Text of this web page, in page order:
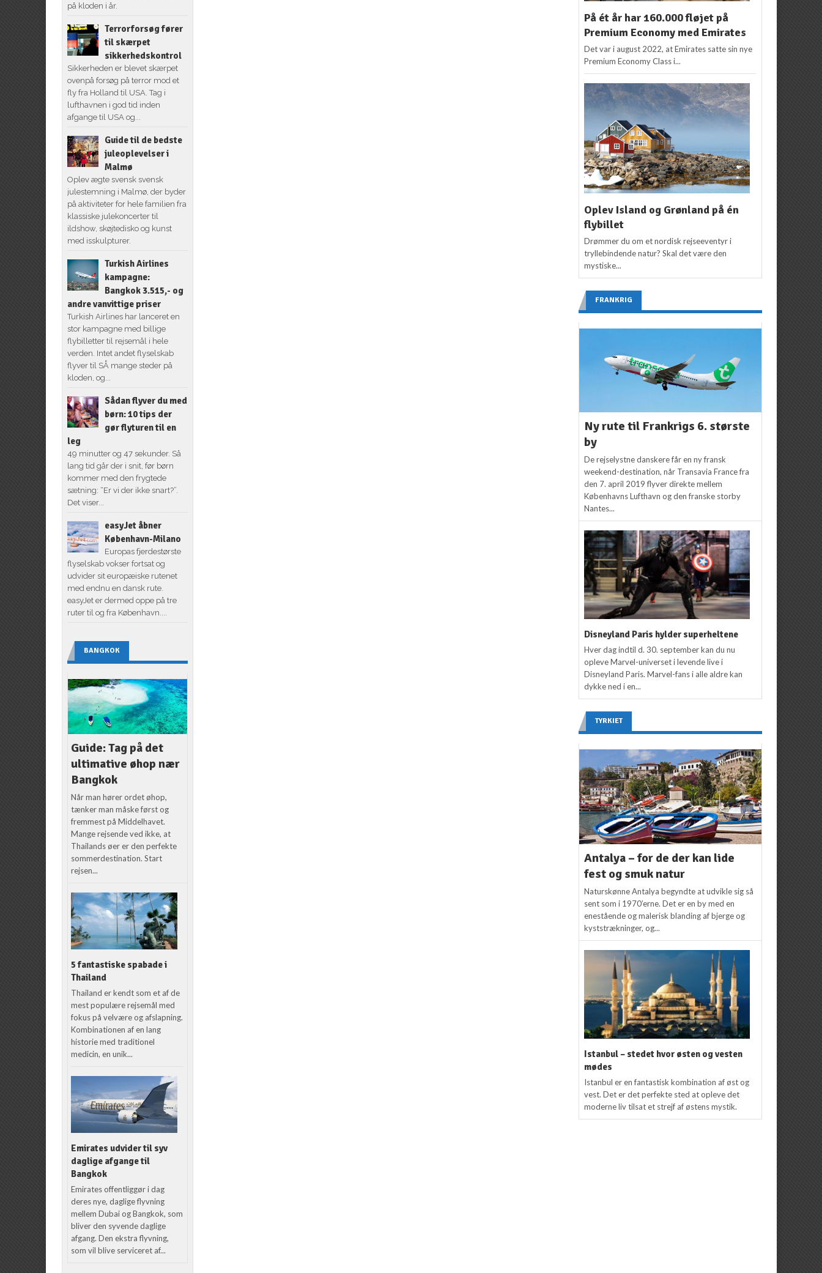
på kloden i år.
Terrorforsøg fører
til skærpet
sikkerhedskontrol
Sikkerheden er blevet skærpet
ovenpå forsøg på terror mod et
fly fra Holland til USA. Tag i
lufthavnen i god tid inden
afgange til USA og...
Guide til de bedste
juleoplevelser i
Malmø
Oplev ægte svensk svensk
julestemning i Malmø, der byder
på aktiviteter for hele familien fra
klassiske julekoncerter til
ildshow, skøjtedisko og kunst
med isskulpturer.
Turkish Airlines
kampagne:
Bangkok 3.515,- og
andre vanvittige priser
Turkish Airlines har lanceret en
stor kampagne med billige
flybilletter til rejsemål i hele
verden. Intet andet flyselskab
flyver til SÅ mange steder på
kloden, og...
Sådan flyver du med
børn: 10 tips der
gør flyturen til en
leg
49 minutter og 47 sekunder. Så
lang tid går der i snit, før børn
kommer med den frygtede
sætning: “Er vi der ikke snart?”.
Det viser...
easyJet åbner
København-Milano
Europas fjerdestørste
flyselskab vokser fortsat og
udvider sit europæiske rutenet
med endnu en dansk rute.
easyJet er dermed oppe på tre
ruter til og fra København....
BANGKOK
Guide: Tag på det
ultimative øhop nær
Bangkok
Når man hører ordet øhop,
tænker man måske først og
fremmest på Middelhavet.
Mange rejsende ved ikke, at
Thailands øer er den perfekte
sommerdestination. Start
rejsen...
5 fantastiske spabade i
Thailand
Thailand er kendt som et af de
mest populære rejsemål med
fokus på velvære og afslapning.
Kombinationen af en lang
historie med traditionel
medicin, en unik...
Emirates udvider til syv
daglige afgange til
Bangkok
Emirates offentliggør i dag
deres nye, daglige flyvning
mellem Dubai og Bangkok, som
bliver den syvende daglige
afgang. Den ekstra flyvning,
som vil blive serviceret af...
På ét år har 160.000 fløjet på
Premium Economy med Emirates
Det var i august 2022, at Emirates satte sin nye
Premium Economy Class i...
Oplev Island og Grønland på én
flybillet
Drømmer du om et nordisk rejseeventyr i
tryllebindende natur? Skal det være den
mystiske...
FRANKRIG
Ny rute til Frankrigs 6. største
by
De rejselystne danskere får en ny fransk
weekend-destination, når Transavia France fra
den 7. april 2019 flyver direkte mellem
Københavns Lufthavn og den franske storby
Nantes...
Disneyland Paris hylder superheltene
Hver dag indtil d. 30. september kan du nu
opleve Marvel-universet i levende live i
Disneyland Paris. Marvel-fans i alle aldre kan
dykke ned i en...
TYRKIET
Antalya – for de der kan lide
fest og smuk natur
Naturskønne Antalya begyndte at udvikle sig så
sent som i 1970’erne. Det er en by med en
enestående og malerisk blanding af bjerge og
kyststrækninger, og...
Istanbul – stedet hvor østen og vesten
mødes
Istanbul er en fantastisk kombination af øst og
vest. Det er det perfekte sted at opleve det
moderne liv tilsat et strejf af østens mystik.